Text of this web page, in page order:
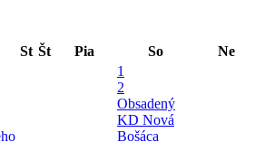
St Št Pia So Ne
1
2
Obsadený
KD Nová
Bošáca